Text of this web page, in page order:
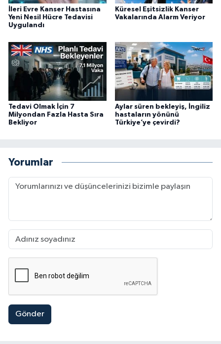
İleri Evre Kanser Hastasına
Yeni Nesil Hücre Tedavisi
Uygulandı
Küresel Eşitsizlik Kanser
Vakalarında Alarm Veriyor
Tedavi Olmak İçin 7
Milyondan Fazla Hasta Sıra
Bekliyor
Aylar süren bekleyiş, İngiliz
hastaların yönünü
Türkiye’ye çevirdi?
Yorumlar
Gönder